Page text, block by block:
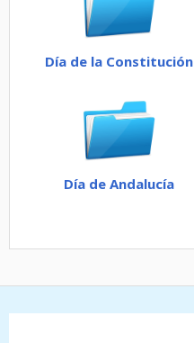
Día de la Constitución
Día de Andalucía